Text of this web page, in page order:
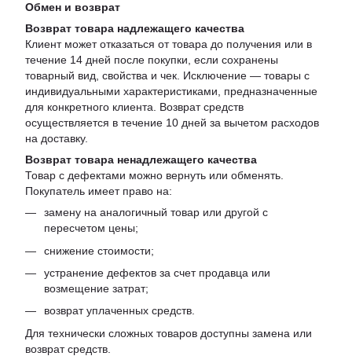
Обмен и возврат
Возврат товара надлежащего качества
Клиент может отказаться от товара до получения или в
течение 14 дней после покупки, если сохранены
товарный вид, свойства и чек. Исключение — товары с
индивидуальными характеристиками, предназначенные
для конкретного клиента. Возврат средств
осуществляется в течение 10 дней за вычетом расходов
на доставку.
Возврат товара ненадлежащего качества
Товар с дефектами можно вернуть или обменять.
Покупатель имеет право на:
замену на аналогичный товар или другой с
пересчетом цены;
снижение стоимости;
устранение дефектов за счет продавца или
возмещение затрат;
возврат уплаченных средств.
Для технически сложных товаров доступны замена или
возврат средств.